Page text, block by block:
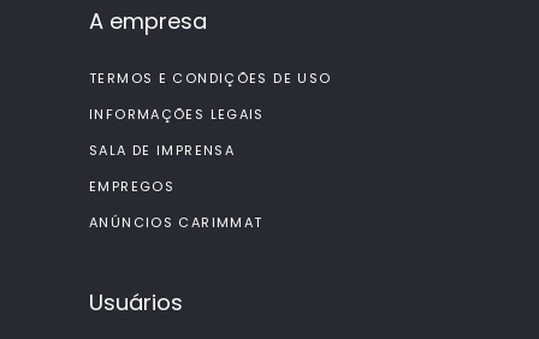
A empresa
TERMOS E CONDIÇÕES DE USO
INFORMAÇÕES LEGAIS
SALA DE IMPRENSA
EMPREGOS
ANÚNCIOS CARIMMAT
Usuários